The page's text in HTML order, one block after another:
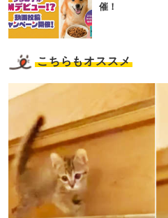
催！
こちらもオススメ